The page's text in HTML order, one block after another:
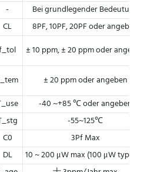
-
Bei grundlegender Bedeutung
CL
8PF, 10PF, 20PF oder angeben
± 10 ppm, ± 20 ppm oder
± 20 ppm oder angeben
-40 ~+85 ℃ oder angeben
-55~125℃
C0
3Pf Max
DL
10 ~ 200 μW max (100 μW